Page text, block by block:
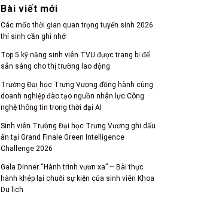
Bài viết mới
Các mốc thời gian quan trọng tuyển sinh 2026
thí sinh cần ghi nhớ
Top 5 kỹ năng sinh viên TVU được trang bị để
sẵn sàng cho thị trường lao động
Trường Đại học Trưng Vương đồng hành cùng
doanh nghiệp đào tạo nguồn nhân lực Công
nghệ thông tin trong thời đại AI
Sinh viên Trường Đại học Trưng Vương ghi dấu
ấn tại Grand Finale Green Intelligence
Challenge 2026
Gala Dinner “Hành trình vươn xa” – Bài thực
hành khép lại chuỗi sự kiện của sinh viên Khoa
Du lịch